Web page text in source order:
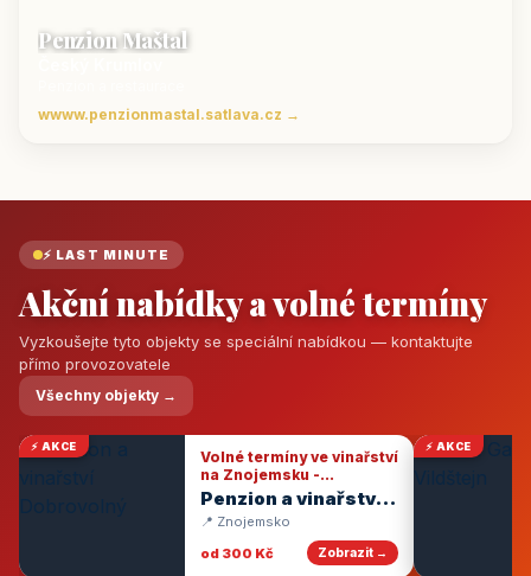
Penzion Maštal
wwww.penzionmastal.satlava.cz →
⚡ LAST MINUTE
Akční nabídky a volné termíny
Vyzkoušejte tyto objekty se speciální nabídkou — kontaktujte
přímo provozovatele
Všechny objekty →
⚡ AKCE
Volné termíny ve vinařství
na Znojemsku -
degustace vín
Penzion a vinařství
Dobrovolný
📍 Znojemsko
od 300 Kč
Zobrazit →
⚡ AKCE